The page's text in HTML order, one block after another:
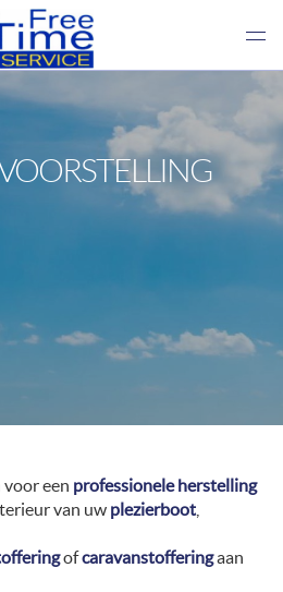
voor een professionele herstelling
van uw plezierboot
ofcaravanstofferingaan